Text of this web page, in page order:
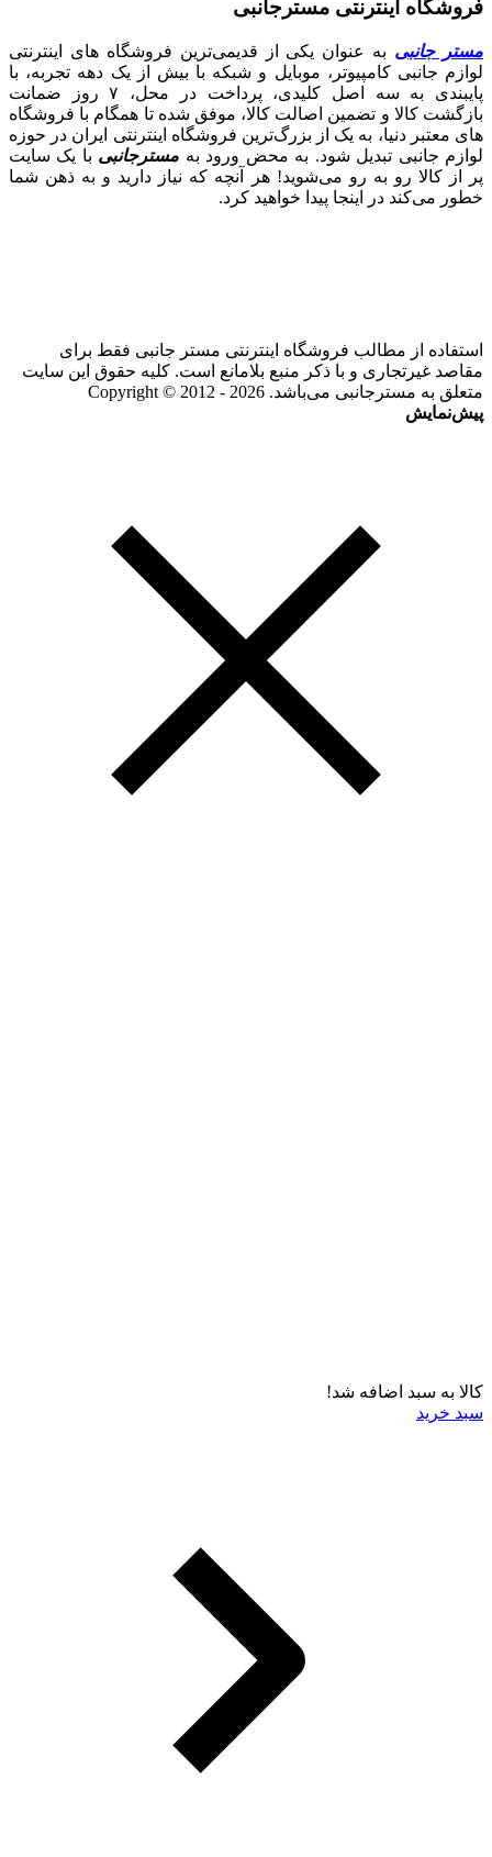
فروشگاه اینترنتی مسترجانبی
مستر جانبی به عنوان یکی از قدیمی‌ترین فروشگاه های اینترنتی
لوازم جانبی کامپیوتر، موبایل و شبکه با بیش از یک دهه تجربه، با
پایبندی به سه اصل کلیدی، پرداخت در محل، ۷ روز ضمانت
بازگشت کالا و تضمین اصالت کالا، موفق شده تا همگام با فروشگاه‌
های معتبر دنیا، به یک از بزرگ‌ترین فروشگاه اینترنتی ایران در حوزه
لوازم جانبی تبدیل شود. به محض ورود به مسترجانبی با یک سایت
پر از کالا رو به رو می‌شوید! هر آنچه که نیاز دارید و به ذهن شما
خطور می‌کند در اینجا پیدا خواهید کرد.
استفاده از مطالب فروشگاه اینترنتی مستر جانبی فقط برای
مقاصد غیرتجاری و با ذکر منبع بلامانع است. کلیه حقوق این سایت
متعلق به مسترجانبی می‌باشد. Copyright © 2012 - 2026
پیش‌نمایش
کالا به سبد اضافه شد!
سبد خرید